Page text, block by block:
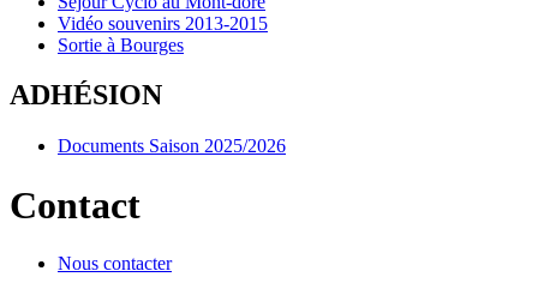
Vidéo souvenirs 2013-2015
Sortie à Bourges
ADHÉSION
Documents Saison 2025/2026
Contact
Nous contacter